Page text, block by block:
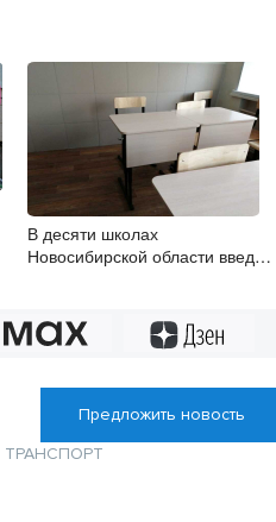
В десяти школах
Новосибирской области введут
Предложить новость
ТРАНСПОРТ